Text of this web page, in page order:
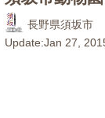
長野県須坂市
Update:Jan 27,